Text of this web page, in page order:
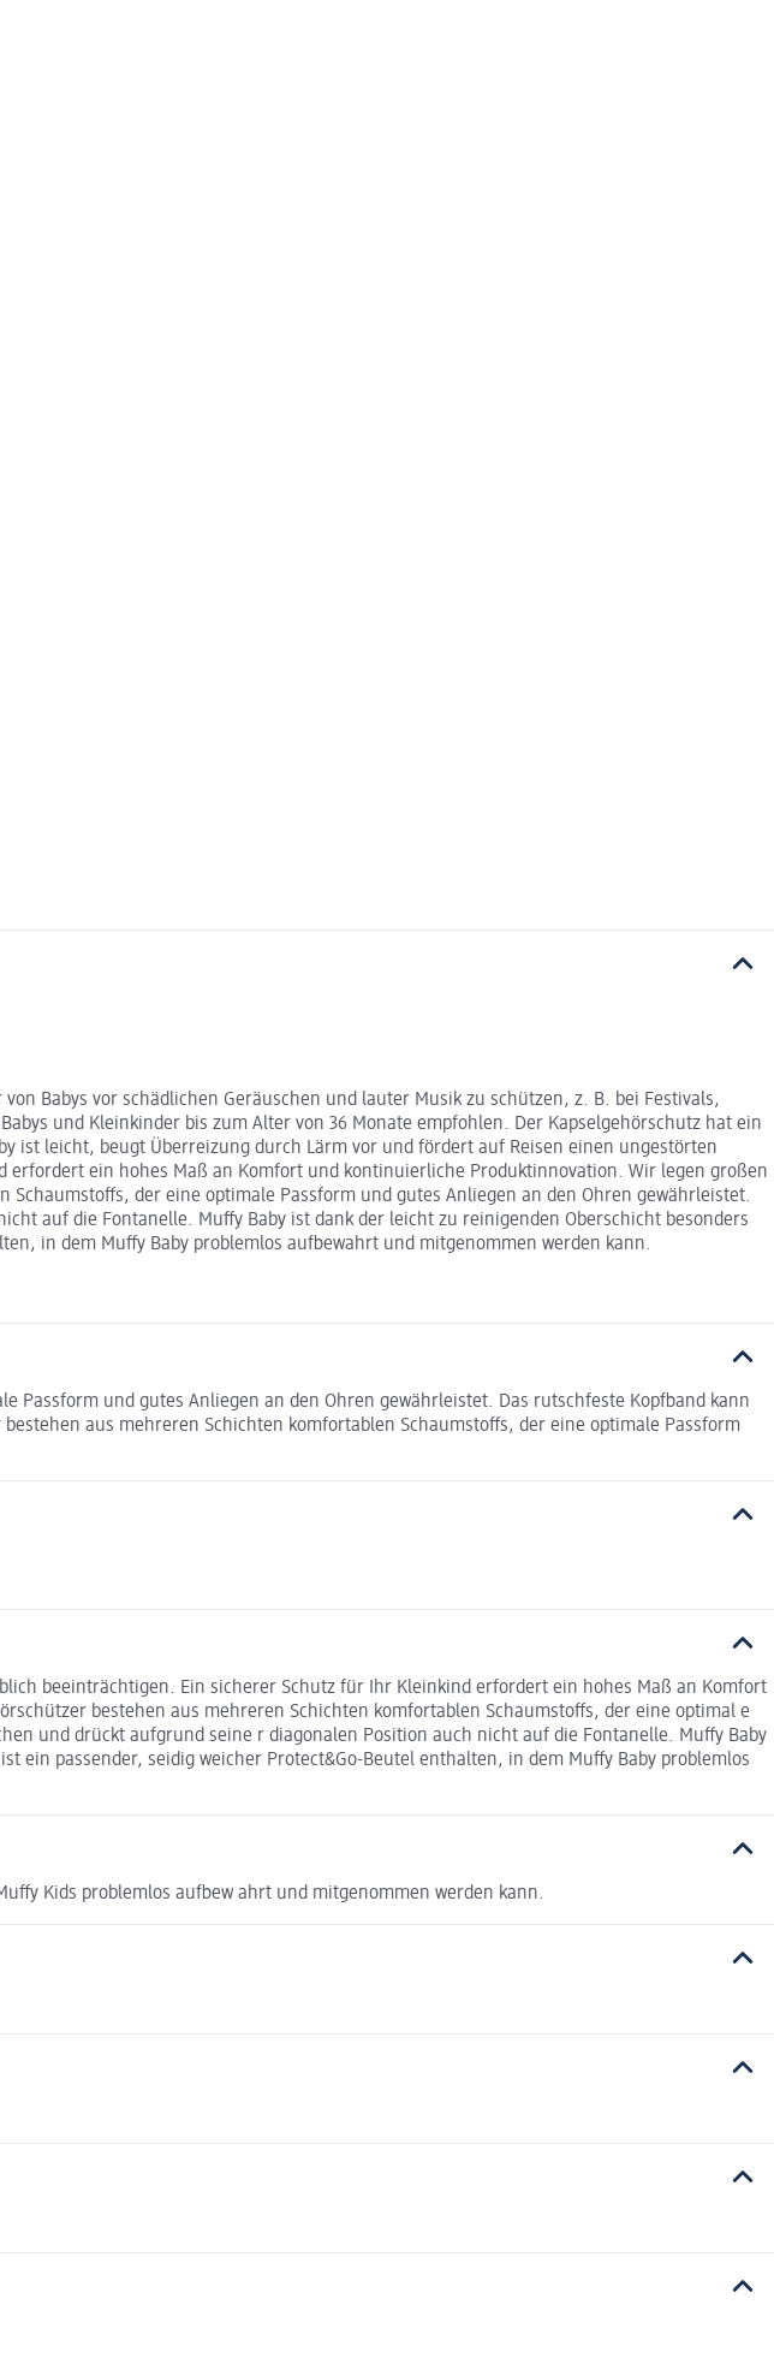
Babys vor schädlichen Geräuschen und lauter Musik zu schützen, z. B. bei Festivals,
und Kleinkinder bis zum Alter von 36 Monate empfohlen. Der Kapselgehörschutz hat ein
ist leicht, beugt Überreizung durch Lärm vor und fördert auf Reisen einen ungestörten
ein hohes Maß an Komfort und kontinuierliche Produktinnovation. Wir legen großen
der eine optimale Passform und gutes Anliegen an den Ohren gewährleistet.
auf die Fontanelle. Muffy Baby ist dank der leicht zu reinigenden Oberschicht besonders
in dem Muffy Baby problemlos aufbewahrt und mitgenommen werden kann.
Passform und gutes Anliegen an den Ohren gewährleistet. Das rutschfeste Kopfband kann
aus mehreren Schichten komfortablen Schaumstoffs, der eine optimale Passform
beeinträchtigen. Ein sicherer Schutz für Ihr Kleinkind erfordert ein hohes Maß an Komfort
bestehen aus mehreren Schichten komfortablen Schaumstoffs, der eine optimal e
und drückt aufgrund seine r diagonalen Position auch nicht auf die Fontanelle. Muffy Baby
ein passender, seidig weicher Protect&Go-Beutel enthalten, in dem Muffy Baby problemlos
Kids problemlos aufbew ahrt und mitgenommen werden kann.